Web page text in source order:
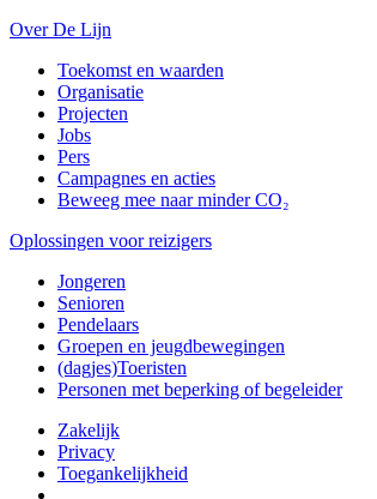
Over De Lijn
Toekomst en waarden
Organisatie
Projecten
Jobs
Pers
Campagnes en acties
Beweeg mee naar minder CO₂
Oplossingen voor reizigers
Jongeren
Senioren
Pendelaars
Groepen en jeugdbewegingen
(dagjes)Toeristen
Personen met beperking of begeleider
Zakelijk
Privacy
Toegankelijkheid